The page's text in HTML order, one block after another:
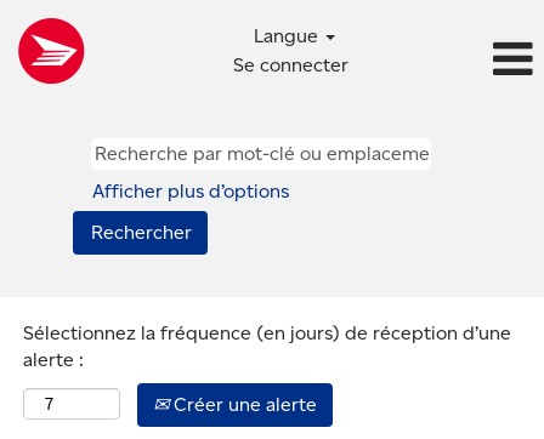
Langue
Se connecter
Afficher plus d’options
Sélectionnez la fréquence (en jours) de réception d’une
alerte :
Créer une alerte